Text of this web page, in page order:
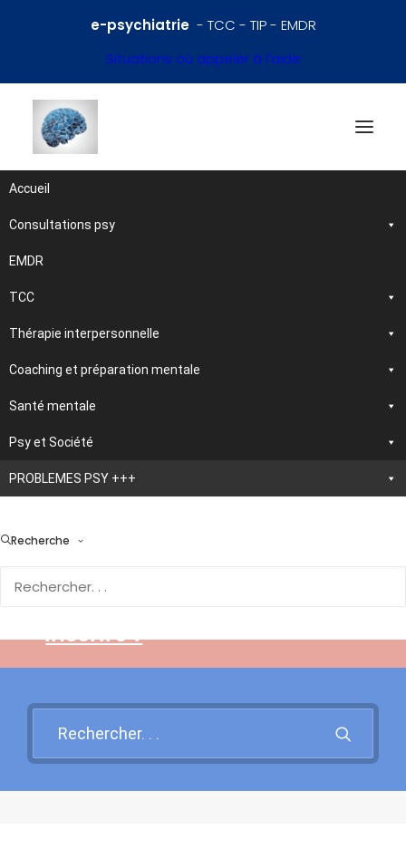
e-psychiatrie- TCC - TIP - EMDR
Situations où appeler à l’aide
Accueil
Consultations psy
EMDR
TCC
Thérapie interpersonnelle
Coaching et préparation mentale
Santé mentale
Psy et Société
PROBLEMES PSY +++
Recherche
et santé mentale
Traitements et
psychothérapies
nouvelle application
Rendez-vous sur cette page
inscrire !